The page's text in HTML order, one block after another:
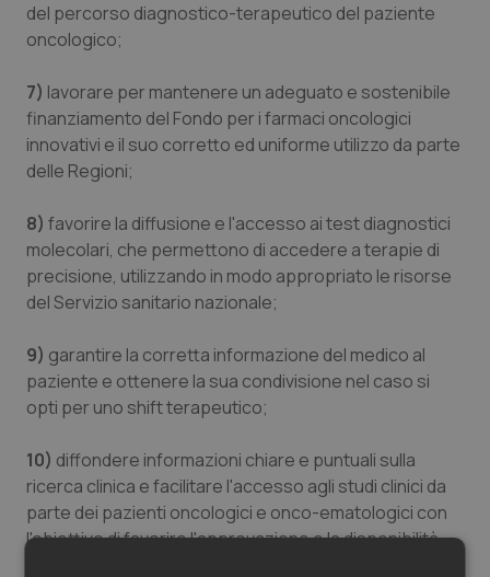
Ulcera & Reflusso
del percorso diagnostico-terapeutico del paziente
oncologico;
7) lavorare per mantenere un adeguato e sostenibile
finanziamento del Fondo per i farmaci oncologici
innovativi e il suo corretto ed uniforme utilizzo da parte
delle Regioni;
8) favorire la diffusione e l'accesso ai test diagnostici
molecolari, che permettono di accedere a terapie di
precisione, utilizzando in modo appropriato le risorse
del Servizio sanitario nazionale;
9) garantire la corretta informazione del medico al
paziente e ottenere la sua condivisione nel caso si
opti per uno shift terapeutico;
10) diffondere informazioni chiare e puntuali sulla
ricerca clinica e facilitare l'accesso agli studi clinici da
parte dei pazienti oncologici e onco-ematologici con
l'obiettivo di favorire l'approvazione e la disponibilità